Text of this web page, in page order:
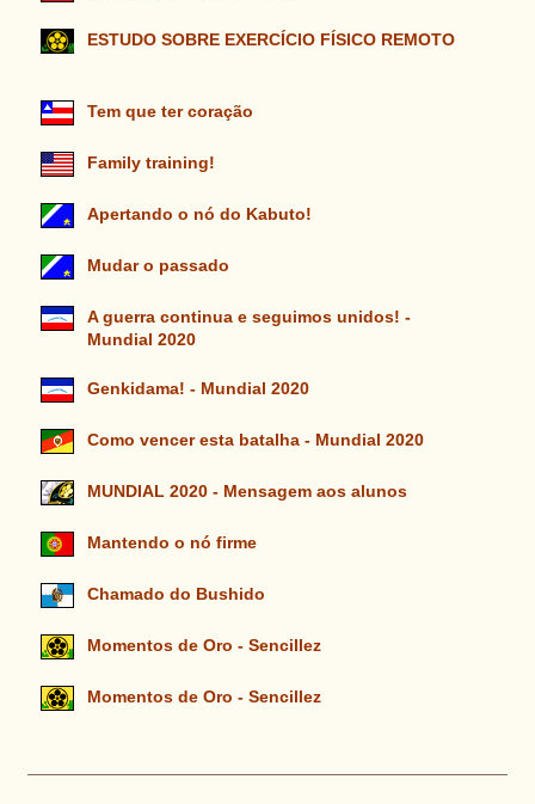
ESTUDO SOBRE EXERCÍCIO FÍSICO REMOTO
Tem que ter coração
Family training!
Apertando o nó do Kabuto!
Mudar o passado
A guerra continua e seguimos unidos! -
Mundial 2020
Genkidama! - Mundial 2020
Como vencer esta batalha - Mundial 2020
MUNDIAL 2020 - Mensagem aos alunos
Mantendo o nó firme
Chamado do Bushido
Momentos de Oro - Sencillez
Momentos de Oro - Sencillez